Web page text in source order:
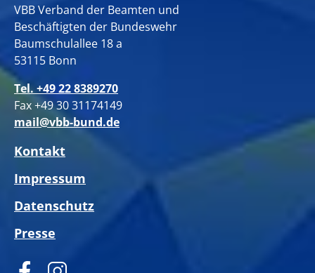
VBB Verband der Beamten und
Beschäftigten der Bundeswehr
Baumschulallee 18 a
53115 Bonn
Tel. +49 22 8389270
Fax +49 30 31174149
mail@vbb-bund.de
Kontakt
Impressum
Datenschutz
Presse